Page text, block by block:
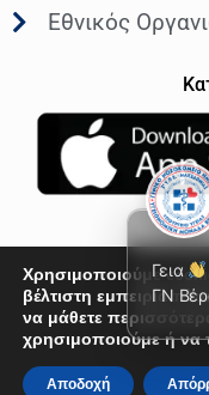
Εθνικός
© Γενικό
Γεια
ΓΝ
Χρησιμοποιούμε
βέλτιστη εμπειρία
να μάθετε
χρησιμοποιούμε ή να
Αποδοχή